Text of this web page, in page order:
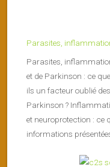
Parasites,
Parasites,
et de Parkinson : ce
ils un facteur oublié
Parkinson ?
et neuroprotection : ce
informations